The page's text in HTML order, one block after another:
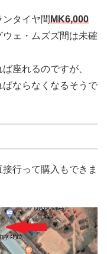
タイヤ間MK6,000
ェ・ムズズ間は未確
座れるのですが、
ならなくなるそうで
行って購入もできま